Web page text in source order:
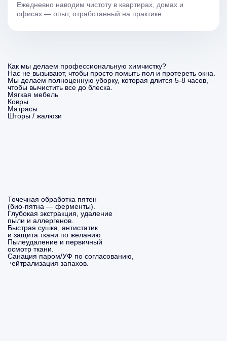
Ежедневно наводим чистоту в квартирах, домах и
офисах — опыт, отработанный на практике.
Как мы делаем профессиональную химчистку?
Нас не вызывают, чтобы просто помыть пол и протереть окна.
Мы делаем полноценную уборку, которая длится 5-8 часов,
чтобы вычистить все до блеска.
Мягкая мебель
Ковры
Матрасы
Шторы / жалюзи
Точечная обработка пятен
(био-пятна — ферменты).
Глубокая экстракция, удаление
пыли и аллергенов.
Быстрая сушка, антистатик
и защита ткани по желанию.
Пылеудаление и первичный
осмотр ткани.
Санация паром/УФ по согласованию,
нейтрализация запахов.